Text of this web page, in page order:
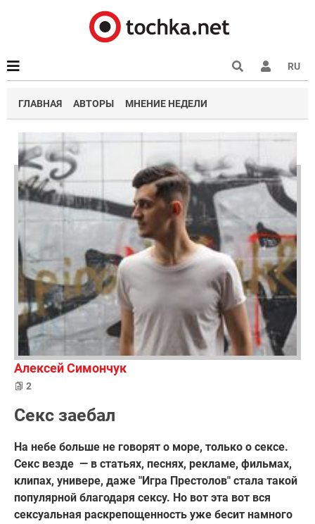
RU
ГЛАВНАЯ АВТОРЫ МНЕНИЕ НЕДЕЛИ
Алексей Симончук
2
Секс заебал
На небе больше не говорят о море, только о сексе.
Секс везде — в статьях, песнях, рекламе, фильмах,
клипах, универе, даже "Игра Престолов" стала такой
популярной благодаря сексу. Но вот эта вот вся
сексуальная раскрепощенность уже бесит намного